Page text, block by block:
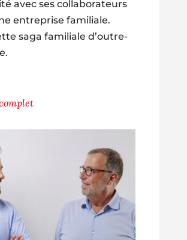
avec ses collaborateurs
entreprise familiale.
saga familiale d’outre-